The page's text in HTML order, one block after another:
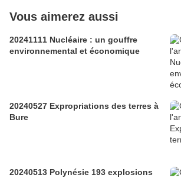
Vous aimerez aussi
20241111 Nucléaire : un gouffre
environnemental et économique
20240527 Expropriations des terres à
Bure
20240513 Polynésie 193 explosions